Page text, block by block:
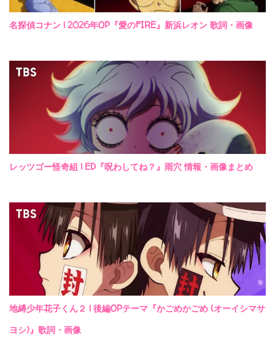
名探偵コナン | 2026年OP『愛のFIRE』新浜レオン 歌詞・画像
レッツゴー怪奇組 | ED『呪わしてね？』雨穴 情報・画像まとめ
地縛少年花子くん２ | 後編OPテーマ『かごめかごめ (オーイシマサ
ヨシ)』歌詞・画像